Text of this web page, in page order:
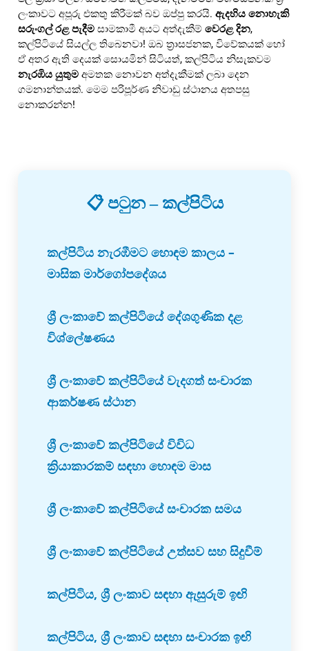
ලංකාවට අපූරු එකතු කිරීමක් බව ඔප්පු කරයි. ඇදහිය නොහැකි
සරුංගල් රළ පැදීම සාමකාමී අයට අත්දැකීම් වෙරළ දින,
කල්පිටියේ සියල්ල තිබෙනවා! ඔබ ත්‍රාසජනක, විවේකයක් හෝ
ඒ අතර ඇති දෙයක් සොයමින් සිටියත්, කල්පිටිය නිසැකවම
නැරඹිය යුතුම අමතක නොවන අත්දැකීමක් ලබා දෙන
ගමනාන්තයක්. මෙම පරිපූර්ණ නිවාඩු ස්ථානය අතපසු
නොකරන්න!
📋 පටුන – කල්පිටිය
කල්පිටිය නැරඹීමට හොඳම කාලය –
මාසික මාර්ගෝපදේශය
ශ්‍රී ලංකාවේ කල්පිටියේ දේශගුණික දළ
විශ්ලේෂණය
ශ්‍රී ලංකාවේ කල්පිටියේ වැදගත් සංචාරක
ආකර්ෂණ ස්ථාන
ශ්‍රී ලංකාවේ කල්පිටියේ විවිධ
ක්‍රියාකාරකම් සඳහා හොඳම මාස
ශ්‍රී ලංකාවේ කල්පිටියේ සංචාරක සමය
ශ්‍රී ලංකාවේ කල්පිටියේ උත්සව සහ සිදුවීම්
කල්පිටිය, ශ්‍රී ලංකාව සඳහා ඇසුරුම් ඉඟි
කල්පිටිය, ශ්‍රී ලංකාව සඳහා සංචාරක ඉඟි